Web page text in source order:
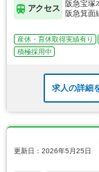
アクセス
阪急宝塚
阪急箕面
産休・育休取得実績有り
積極採用中
求人の詳細
更新日：2026年5月25日